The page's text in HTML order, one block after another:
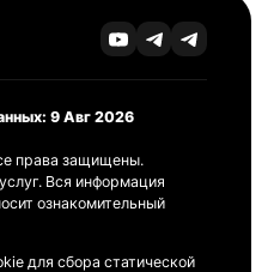
9 Авг 2026
права защищены.
Вся информация
ознакомительный
для сбора статической